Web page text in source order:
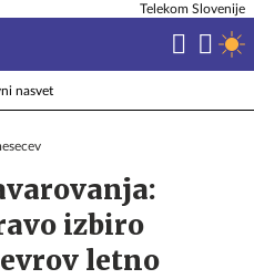
nasvet
Telekom Slovenije
izbiro
letno